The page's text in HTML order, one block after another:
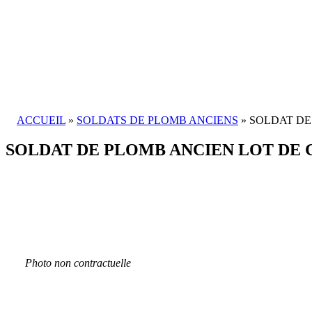
ACCUEIL » SOLDATS DE PLOMB ANCIENS » SOLDAT
SOLDAT DE PLOMB ANCIEN LOT DE
Photo non contractuelle